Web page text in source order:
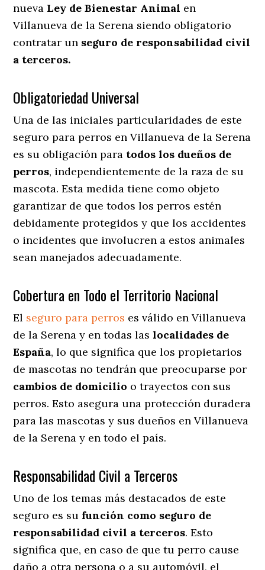
nueva Ley de Bienestar Animal en
Villanueva de la Serena siendo obligatorio
contratar un seguro de responsabilidad civil
a terceros.
Obligatoriedad Universal
Una de las iniciales particularidades de este
seguro para perros en Villanueva de la Serena
es su obligación para todos los dueños de
perros, independientemente de la raza de su
mascota. Esta medida tiene como objeto
garantizar de que todos los perros estén
debidamente protegidos y que los accidentes
o incidentes que involucren a estos animales
sean manejados adecuadamente.
Cobertura en Todo el Territorio Nacional
El seguro para perros es válido en Villanueva
de la Serena y en todas laslocalidades de
España, lo que significa que los propietarios
de mascotas no tendrán que preocuparse por
cambios de domicilio o trayectos con sus
perros. Esto asegura una protección duradera
para las mascotas y sus dueños en Villanueva
de la Serena y en todo el país.
Responsabilidad Civil a Terceros
Uno de los temas más destacados de este
seguro es su función como seguro de
responsabilidad civil a terceros. Esto
significa que, en caso de que tu perro cause
daño a otra persona o a su automóvil, el